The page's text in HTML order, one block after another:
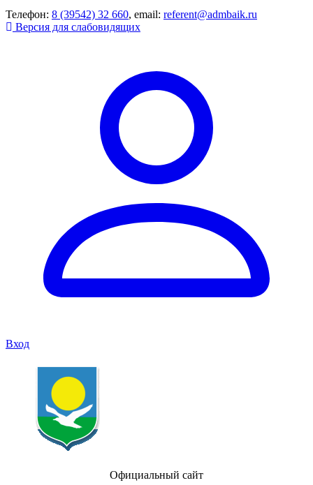
Телефон: 8 (39542) 32 660, email: referent@admbaik.ru
Версия для слабовидящих
Вход
Официальный сайт